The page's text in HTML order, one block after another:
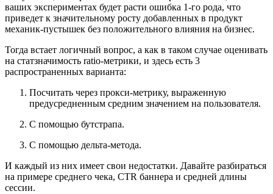
ваших экспериментах будет расти ошибка 1-го рода, что
приведет к значительному росту добавленных в продукт
механик-пустышек без положительного влияния на бизнес.
Тогда встает логичный вопрос, а как в таком случае оценивать
на статзначимость ratio-метрики, и здесь есть 3
распространенных варианта:
Посчитать через прокси-метрику, выраженную
предусредненным средним значением на пользователя.
С помощью бутстрапа.
С помощью дельта-метода.
И каждый из них имеет свои недостатки. Давайте разбираться
на примере среднего чека, CTR баннера и средней длины
сессии.